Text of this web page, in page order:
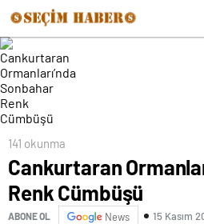
141 okunma
Cankurtaran
Renk Cümbüşü
ABONE OL News 15 Kasım